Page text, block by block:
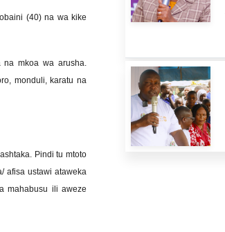
(40) na wa kike
na mkoa wa arusha.
monduli, karatu na
Pindi tu mtoto
afisa ustawi ataweka
mahabusu ili aweze